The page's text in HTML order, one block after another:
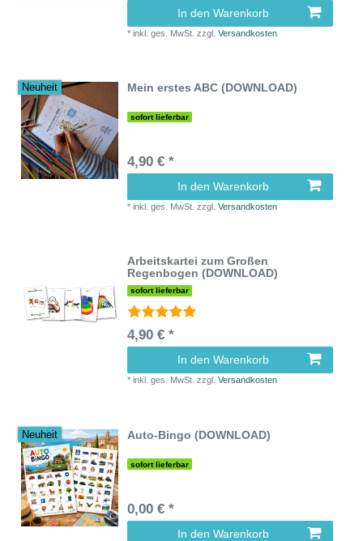
In den Warenkorb
*inkl. ges. MwSt. zzgl.Versandkosten
Neuheit Mein erstes ABC (DOWNLOAD)
sofort lieferbar
4,90 € *
In den Warenkorb
*inkl. ges. MwSt. zzgl.Versandkosten
Arbeitskartei zum Großen
Regenbogen (DOWNLOAD)
sofort lieferbar
4,90 € *
In den Warenkorb
*inkl. ges. MwSt. zzgl.Versandkosten
Neuheit Auto-Bingo (DOWNLOAD)
sofort lieferbar
0,00 € *
In den Warenkorb